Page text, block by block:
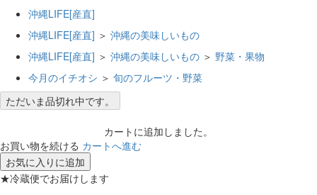
沖縄LIFE[産直]
沖縄LIFE[産直] ＞ 沖縄の美味しいもの
沖縄LIFE[産直] ＞ 沖縄の美味しいもの ＞ 野菜・果物
今月のイチオシ ＞ 旬のフルーツ・野菜
ただいま品切れ中です。
カートに追加しました。
お買い物を続ける カートへ進む
お気に入りに追加
★冷蔵便でお届けします